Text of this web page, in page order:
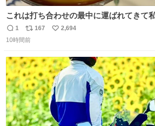
これは打ち合わせの最中に運ばれてきて
ぎ奪い去ったプリンの写真です。
返
信
1
リ
ポ
ト
数
167
い
数
2,694
10時間前